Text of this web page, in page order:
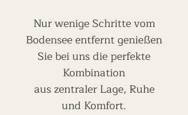
Nur wenige Schritte vom
Bodensee entfernt genießen
Sie bei uns die perfekte
Kombination
aus zentraler Lage, Ruhe
und Komfort.